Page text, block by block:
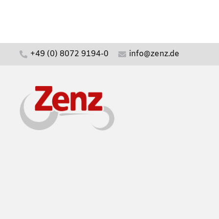
+49 (0) 8072 9194-0 info@zenz.de